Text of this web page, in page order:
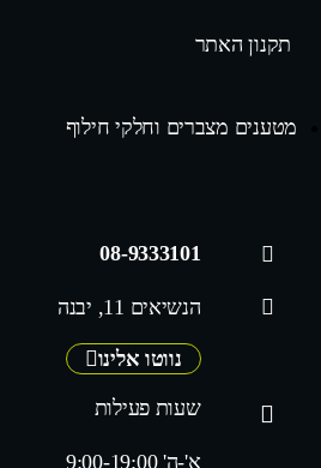
תקנון האתר
מטענים מצברים וחלקי חילוף
08-9333101
הנשיאים 11, יבנה
נווטו אלינו
שעות פעילות
א'-ה' 9:00-19:00